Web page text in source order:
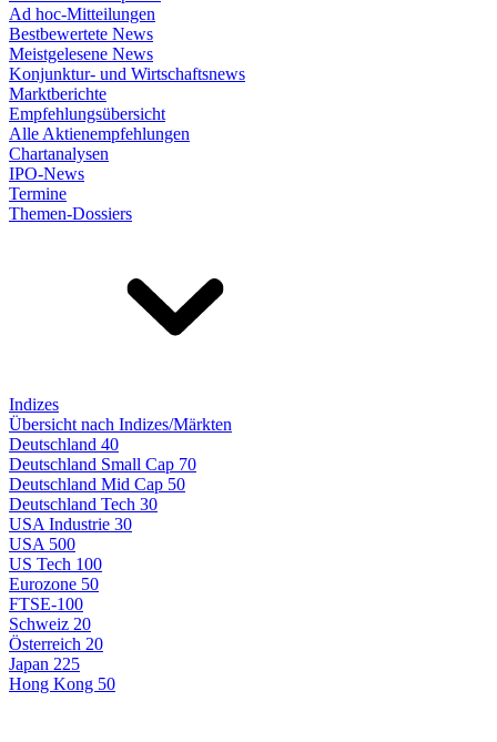
Ad hoc-Mitteilungen
Bestbewertete News
Meistgelesene News
Konjunktur- und Wirtschaftsnews
Marktberichte
Empfehlungsübersicht
Alle Aktienempfehlungen
Chartanalysen
IPO-News
Termine
Themen-Dossiers
Indizes
Übersicht nach Indizes/Märkten
Deutschland 40
Deutschland Small Cap 70
Deutschland Mid Cap 50
Deutschland Tech 30
USA Industrie 30
USA 500
US Tech 100
Eurozone 50
FTSE-100
Schweiz 20
Österreich 20
Japan 225
Hong Kong 50